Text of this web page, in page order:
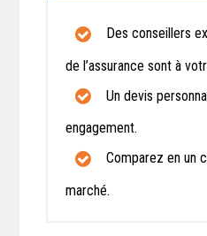
Des conseillers
de l’assurance sont à
Un devis
engagement.
Comparez en un
marché.